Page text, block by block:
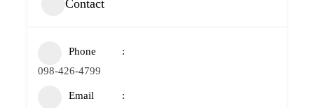
Contact
Phone
098-426-4799
Email